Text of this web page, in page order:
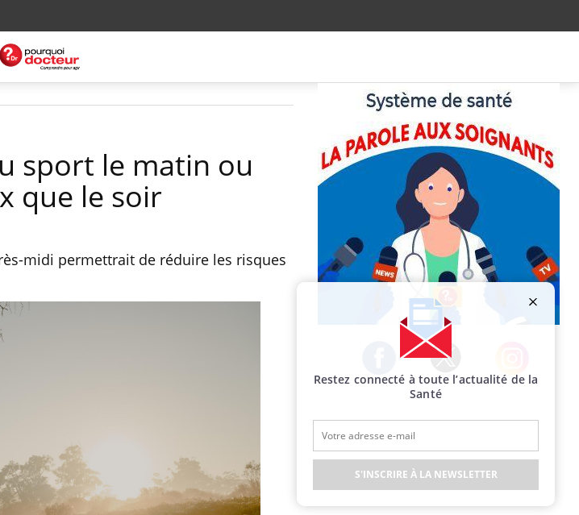
sport le matin ou
que le soir
midi permettrait de réduire les risques
Facebook Twitter Instagram
Restez connecté à toute l’actualité de la
Santé
S'INSCRIRE À LA NEWSLETTER